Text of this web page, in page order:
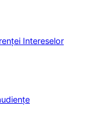
Intereselor